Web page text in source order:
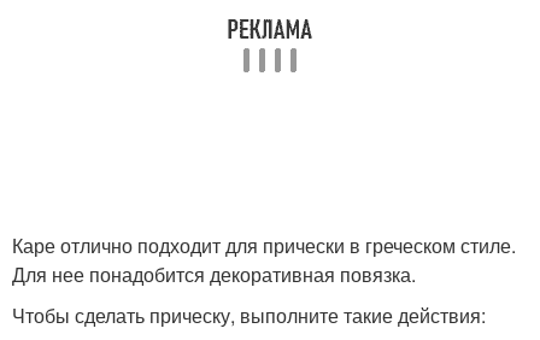
Каре отлично подходит для прически в греческом стиле.
Для нее понадобится декоративная повязка.
Чтобы сделать прическу, выполните такие действия: